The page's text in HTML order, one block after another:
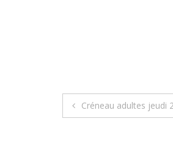
Navigation
Créneau adultes jeudi